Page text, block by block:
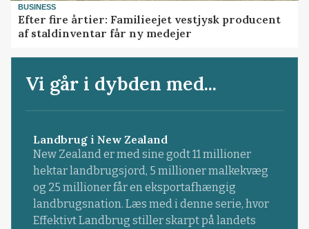
BUSINESS
Efter fire årtier: Familieejet vestjysk producent
af staldinventar får ny medejer
Vi går i dybden med...
Landbrug i New Zealand
New Zealand er med sine godt 11 millioner
hektar landbrugsjord, 5 millioner malkekvæg
og 25 millioner får en eksportafhængig
landbrugsnation. Læs med i denne serie, hvor
Effektivt Landbrug stiller skarpt på landets